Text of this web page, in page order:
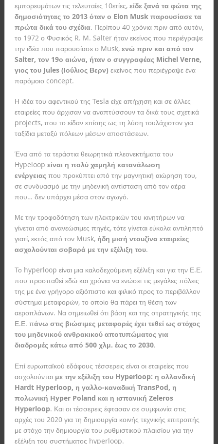
εμπορευμάτων τις τελευταίες 10ετίες, είδε ξανά τα φώτα της
δημοσιότητας το 2013 όταν ο Elon Musk παρουσίασε τα
πρώτα δικά του σχέδια. Περίπου 40 χρόνια πριν από αυτόν,
το 1972 ο Φυσικός R. M. Salter ήταν εκείνος που περιέγραψε
την ιδέα που παρουσίασε ο Musk, ενώ πριν και από τον
Salter, τον 19ο αιώνα, ήταν ο συγγραφέας Michel Verne,
γιος του Jules (Ιούλιος Βερν) εκείνος που περιέγραψε ένα
παρόμοιο concept.
Η ιδέα του αφεντικού της Tesla είχε απήχηση και σε άλλες
εταιρείες που άρχισαν να αναπτύσσουν τα δικά τους σχετικά
projects, που το είδαν επίσης ως τη λύση τουλάχιστον για
ταξίδια μεταξύ πόλεων μέσων αποστάσεων.
Ένα από τα τεράστια θεωρητικά πλεονεκτήματα του
Hypeloop είναι η πολύ χαμηλή κατανάλωση
ενέργειας που προκύπτει από την μαγνητική αιώρηση του,
σε συνδυασμό με την μηδενική αντίσταση από τον αέρα
που… δεν υπάρχει μέσα στον αγωγό.
Με την τροφοδότηση των ηλεκτρικών του κινητήρων να
γίνεται από ανανεώσιμες πηγές, τότε γίνεται εύκολα αντιληπτό
γιατί, εκτός από τον Musk, ήδη μισή ντουζίνα εταιρείες
ασχολούνται σοβαρά με την εξέλιξη του.
Το hyperloop είναι μια καλοδεχούμενη εξέλιξη και για την Ε.Ε.
που προσπαθεί εδώ και χρόνια να ενώσει τις μεγάλες πόλεις
της με ένα γρήγορο αξιόπιστο και φιλικό προς το περιβάλλον
σύστημα μεταφορών, το οποίο θα πάρει τη θέση των
αεροπλάνων. Να σημειωθεί ότι βάση και της στρατηγικής της
Ε.Ε. πάνω στις βιώσιμες μεταφορές έχει τεθεί ως στόχος
του μηδενικού ανθρακικού αποτυπώματος για
διαδρομές κάτω από 500 χλμ. έως το 2030.
Επί ευρωπαϊκού εδάφους τέσσερεις είναι οι εταιρείες που
ασχολούνται με την εξέλιξη του Hyperloop: η ολλανδική
Hardt Hyperloop, η γαλλο-καναδική TransPod, η
πολωνική Hyper Poland και η ισπανική Zeleros
Hyperloop. Και οι τέσσερεις έφτασαν σε συμφωνία στις
αρχές του 2020 για τη δημιουργία κοινής τεχνικής επιτροπής
με στόχο την δημιουργία του ρυθμιστικού πλαισίου για την
εξέλιξη του συστήματος hyperloop.